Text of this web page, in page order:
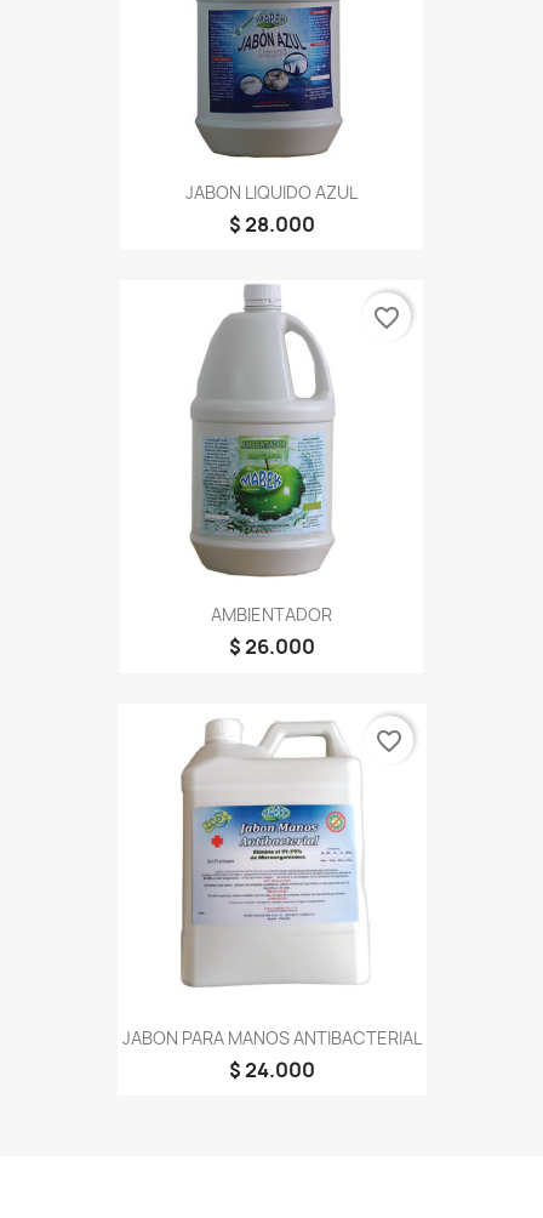
JABON LIQUIDO AZUL
$ 28.000
AMBIENTADOR
$ 26.000
favorite_border
JABON PARA MANOS ANTIBACTERIAL
$ 24.000
favorite_border